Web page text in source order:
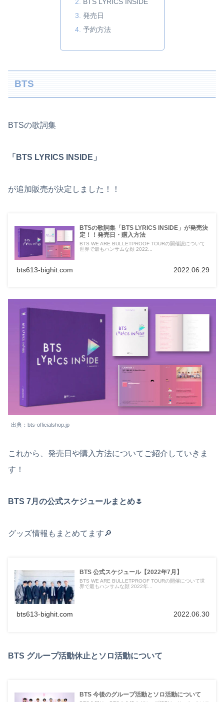
発売日
予約方法
BTS
BTSの歌詞集
「BTS LYRICS INSIDE」
が追加販売が決定しました！！
BTSの歌詞集「BTS LYRICS INSIDE」が発売決
定！！発売日・購入方法
BTS WE ARE BULLETPROOF TOURの開催説について
世界で最もハンサムな顔 2022...
bts613-bighit.com 2022.06.29
出典：bts-officialshop.jp
これから、発売日や購入方法についてご紹介していきま
す！
BTS 7月の公式スケジュールまとめ🌷
グッズ情報もまとめてます🔎
BTS 公式スケジュール【2022年7月】
BTS WE ARE BULLETPROOF TOURの開催について世
界で最もハンサムな顔 2022年...
bts613-bighit.com 2022.06.30
BTS グループ活動休止とソロ活動について
BTS 今後のグループ活動とソロ活動について